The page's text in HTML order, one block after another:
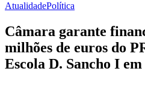
AtualidadePolítica
Câmara garante
milhões de euros do
Escola D. Sancho I